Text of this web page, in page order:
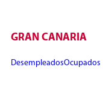
GRAN CANARIA
DesempleadosOcupados